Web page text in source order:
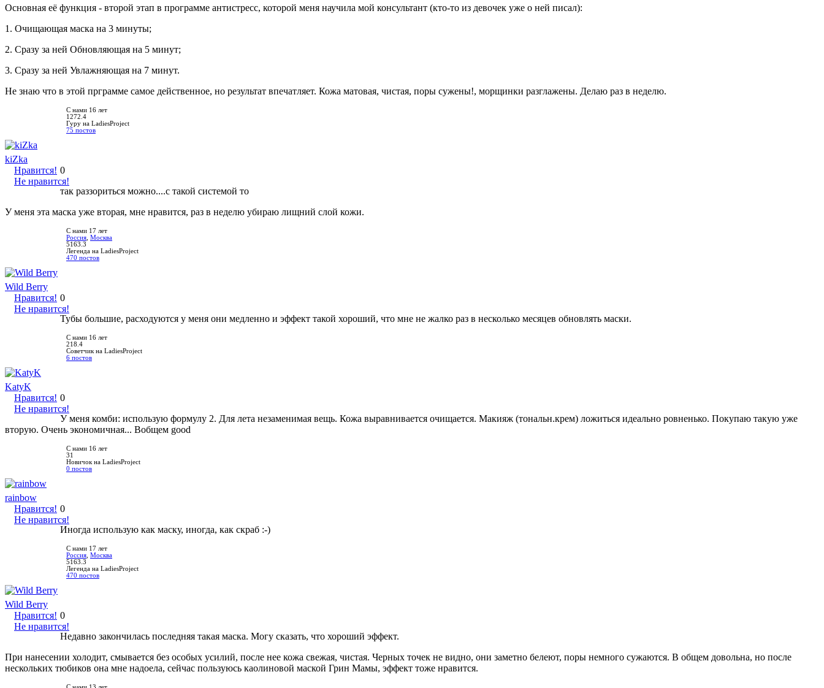
Основная её функция - второй этап в программе антистресс, которой меня научила мой консультант (кто-то из девочек уже о ней писал):
1. Очищающая маска на 3 минуты;
2. Сразу за ней Обновляющая на 5 минут;
3. Сразу за ней Увлажняющая на 7 минут.
Не знаю что в этой прграмме самое действенное, но результат впечатляет. Кожа матовая, чистая, поры сужены!, морщинки разглажены. Делаю раз в неделю.
С нами 16 лет
1272.4
Гуру на LadiesProject
75 постов
kiZka
Нравится!
Не нравится!
0
так раззориться можно....с такой системой то
У меня эта маска уже вторая, мне нравится, раз в неделю убираю лищний слой кожи.
С нами 17 лет
Россия Москва
5163.3
Легенда на LadiesProject
470 постов
Wild Berry
Нравится!
Не нравится!
0
Тубы большие, расходуются у меня они медленно и эффект такой хороший, что мне не жалко раз в несколько месяцев обновлять маски.
С нами 16 лет
218.4
Советчик на LadiesProject
6 постов
KatyK
Нравится!
Не нравится!
0
У меня комби: использую формулу 2. Для лета незаменимая вещь. Кожа выравнивается очищается. Макияж (тональн.крем) ложиться идеально ровненько. Покупаю такую уже
вторую. Очень экономичная... Вобщем good
С нами 16 лет
31
Новичок на LadiesProject
0 постов
rainbow
Нравится!
Не нравится!
0
Иногда использую как маску, иногда, как скраб :-)
С нами 17 лет
Россия Москва
5163.3
Легенда на LadiesProject
470 постов
Wild Berry
Нравится!
Не нравится!
0
Недавно закончилась последняя такая маска. Могу сказать, что хороший эффект.
При нанесении холодит, смывается без особых усилий, после нее кожа свежая, чистая. Черных точек не видно, они заметно белеют, поры немного сужаются. В общем довольна, но после
нескольких тюбиков она мне надоела, сейчас пользуюсь каолиновой маской Грин Мамы, эффект тоже нравится.